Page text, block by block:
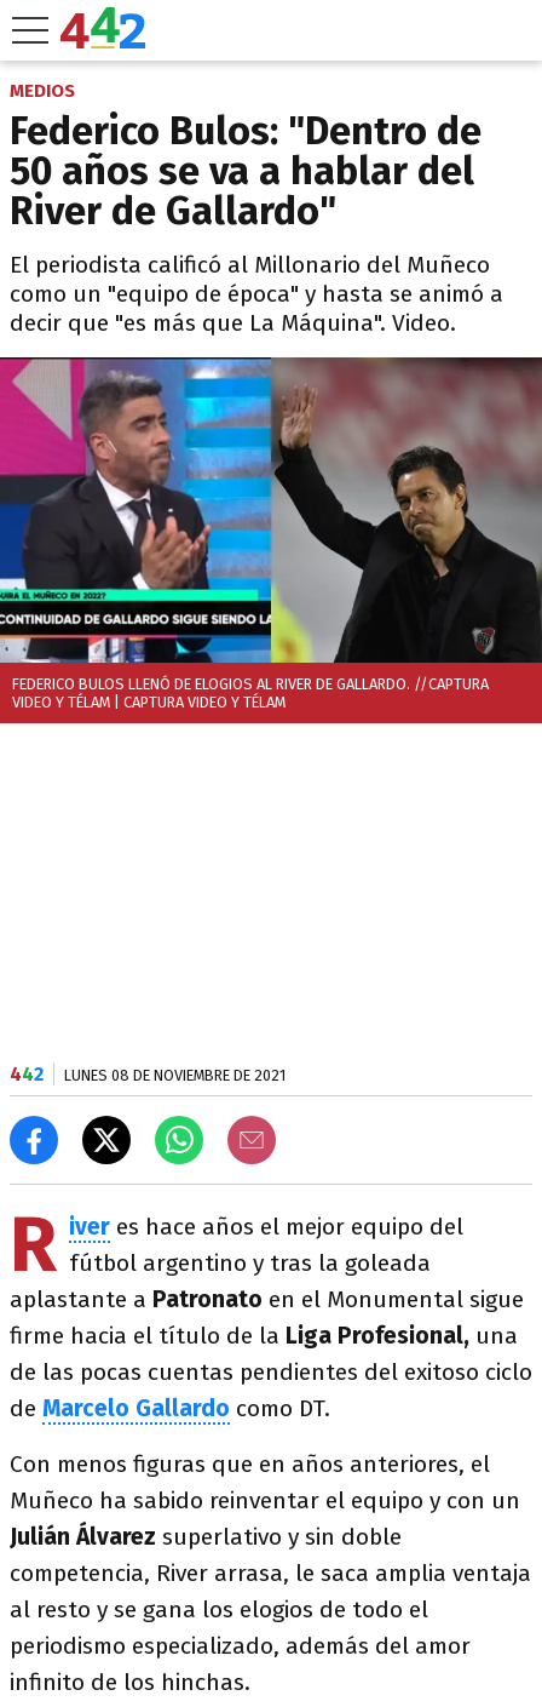
MEDIOS
Federico Bulos: "Dentro de
50 años se va a hablar del
River de Gallardo"
El periodista calificó al Millonario del Muñeco
como un "equipo de época" y hasta se animó a
decir que "es más que La Máquina". Video.
FEDERICO BULOS LLENÓ DE ELOGIOS AL RIVER DE GALLARDO. //CAPTURA
VIDEO Y TÉLAM | CAPTURA VIDEO Y TÉLAM
442 LUNES 08 DE NOVIEMBRE DE 2021
R iver es hace años el mejor equipo del
fútbol argentino y tras la goleada
aplastante a Patronato en el Monumental sigue
firme hacia el título de la Liga Profesional, una
de las pocas cuentas pendientes del exitoso ciclo
de Marcelo Gallardo como DT.
Con menos figuras que en años anteriores, el
Muñeco ha sabido reinventar el equipo y con un
Julián Álvarez superlativo y sin doble
competencia, River arrasa, le saca amplia ventaja
al resto y se gana los elogios de todo el
periodismo especializado, además del amor
infinito de los hinchas.